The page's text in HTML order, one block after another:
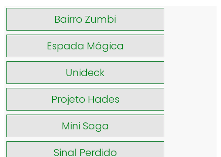
Bairro Zumbi
Espada Mágica
Unideck
Projeto Hades
Mini Saga
Sinal Perdido